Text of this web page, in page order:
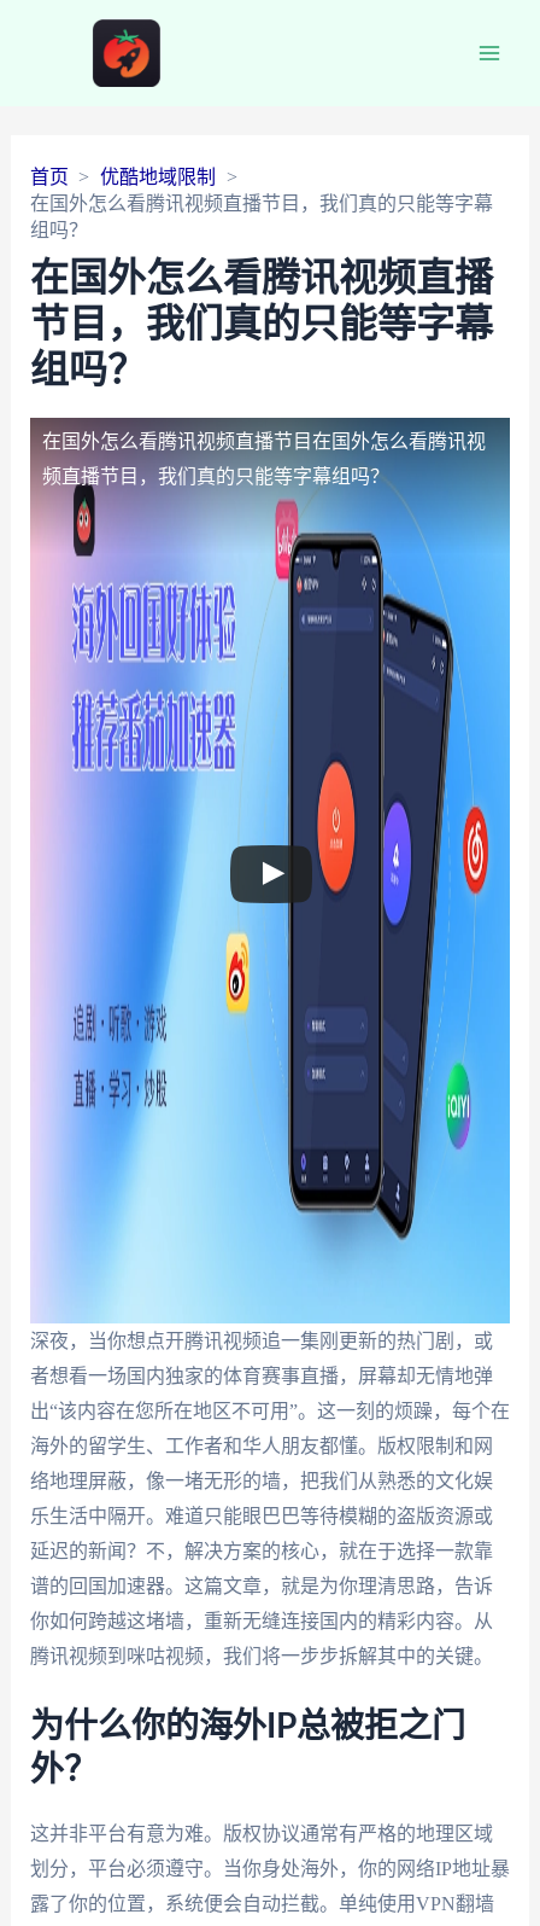
首页
优酷地域限制
在国外怎么看腾讯视频直播节目，我们真的只能等字幕
组吗？
在国外怎么看腾讯视频直播
节目，我们真的只能等字幕
组吗？
在国外怎么看腾讯视频直播节目在国外怎么看腾讯视
频直播节目，我们真的只能等字幕组吗？
深夜，当你想点开腾讯视频追一集刚更新的热门剧，或
者想看一场国内独家的体育赛事直播，屏幕却无情地弹
出“该内容在您所在地区不可用”。这一刻的烦躁，每个在
海外的留学生、工作者和华人朋友都懂。版权限制和网
络地理屏蔽，像一堵无形的墙，把我们从熟悉的文化娱
乐生活中隔开。难道只能眼巴巴等待模糊的盗版资源或
延迟的新闻？不，解决方案的核心，就在于选择一款靠
谱的回国加速器。这篇文章，就是为你理清思路，告诉
你如何跨越这堵墙，重新无缝连接国内的精彩内容。从
腾讯视频到咪咕视频，我们将一步步拆解其中的关键。
为什么你的海外IP总被拒之门
外？
这并非平台有意为难。版权协议通常有严格的地理区域
划分，平台必须遵守。当你身处海外，你的网络IP地址暴
露了你的位置，系统便会自动拦截。单纯使用VPN翻墙